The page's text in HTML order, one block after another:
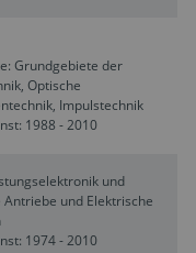
Grundgebiete der
Optische
Impulstechnik
1988 - 2010
und
Antriebe und Elektrische
1974 - 2010